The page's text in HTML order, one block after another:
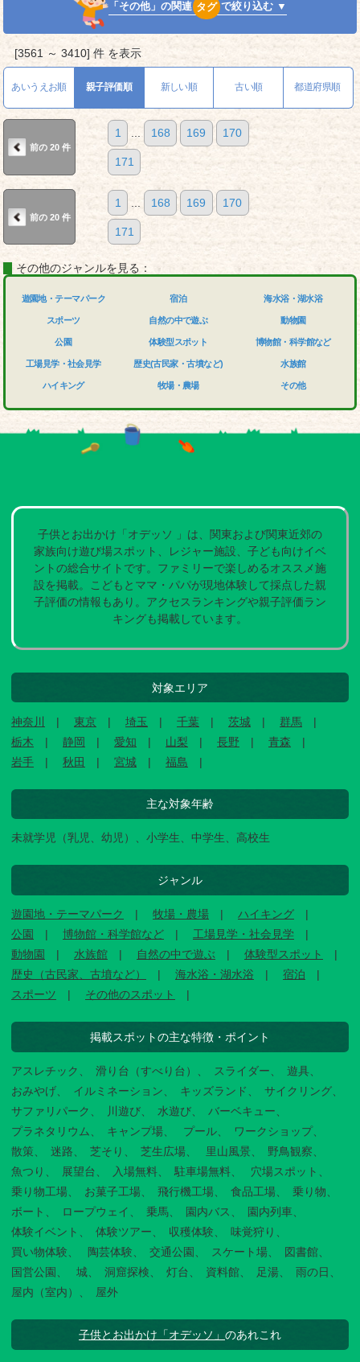
「その他」の関連 タグ で絞り込む ▼
[3561 ～ 3410] 件 を表示
あいうえお順 親子評価順 新しい順 古い順 都道府県順
前の 20 件
1 ... 168 169 170
171
前の 20 件
1 168 169 170
171
その他のジャンルを見る：
遊園地・テーマパーク
スポーツ
公園
工場見学・社会見学
ハイキング
宿泊
自然の中で遊ぶ
体験型スポット
歴史(古民家・古墳など)
牧場・農場
海水浴・湖水浴
動物園
博物館・科学館など
水族館
その他
子供とお出かけ「オデッソ 」は、関東および関東近郊の
家族向け遊び場スポット、レジャー施設、子ども向けイベ
ントの総合サイトです。ファミリーで楽しめるオススメ施
設を掲載。こどもとママ・パパが現地体験して採点した親
子評価の情報もあり。アクセスランキングや親子評価ラン
キングも掲載しています。
対象エリア
神奈川 東京 埼玉 千葉 茨城
群馬
栃木
静岡 愛知 山梨 長野
青森
岩手
秋田 宮城 福島
主な対象年齢
未就学児（乳児、幼児）、小学生、中学生、高校生
ジャンル
遊園地・テーマパーク 牧場・農場
ハイキング
公園
博物館・科学館など
工場見学・社会見学
動物園
水族館 自然の中で遊ぶ
体験型スポット
歴史（古民家、古墳など）
海水浴・湖水浴
宿泊
スポーツ
その他のスポット
掲載スポットの主な特徴・ポイント
アスレチック 滑り台（すべり台） スライダー
遊具
おみやげ
イルミネーション キッズランド
サイクリング
サファリパーク
川遊び 水遊び
バーベキュー
プラネタリウム
キャンプ場 プール
ワークショップ
散策
迷路 芝そり 芝生広場 里山風景
野鳥観察
魚つり
展望台 入場無料 駐車場無料
穴場スポット
乗り物工場
お菓子工場 飛行機工場 食品工場
乗り物
ボート
ロープウェイ 乗馬 園内バス
園内列車
体験イベント
体験ツアー 収穫体験
味覚狩り
買い物体験
陶芸体験 交通公園 スケート場
図書館
国営公園
城 洞窟探検 灯台 資料館 足湯
雨の日
屋内（室内）
屋外
子供とお出かけ「オデッソ」 のあれこれ